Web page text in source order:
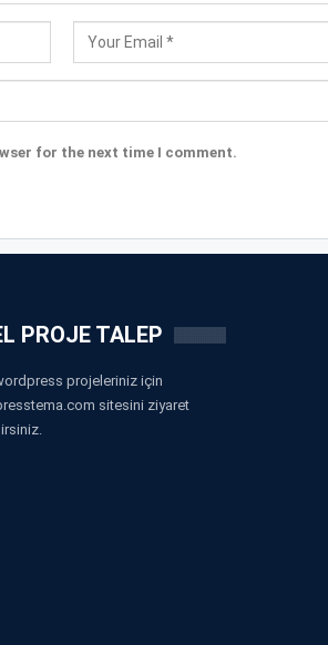
for the next time I comment.
PROJE TALEP
projeleriniz için
sitesini ziyaret